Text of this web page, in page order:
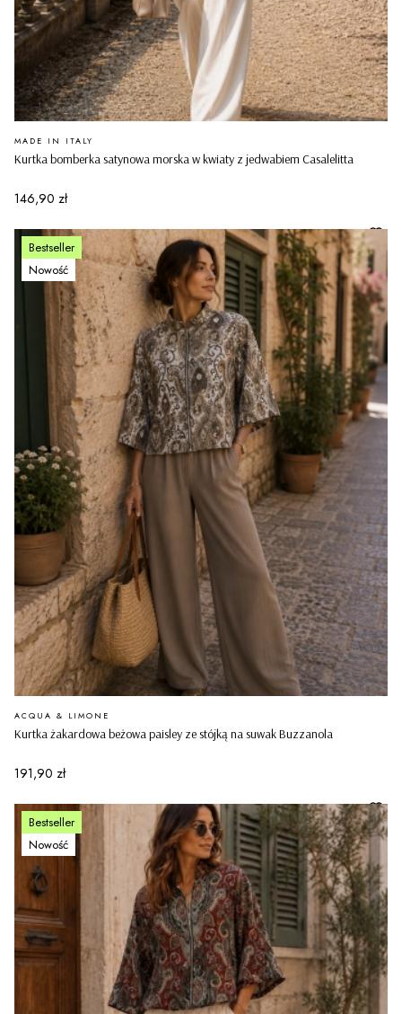
Kurtka bomberka satynowa morska w kwiaty z jedwabiem Casalelitta
PRODUCENT
MADE IN ITALY
Cena
146,90 zł
Bestseller
Nowość
Kurtka żakardowa beżowa paisley ze stójką na suwak Buzzanola
PRODUCENT
ACQUA & LIMONE
Cena
191,90 zł
Bestseller
Nowość